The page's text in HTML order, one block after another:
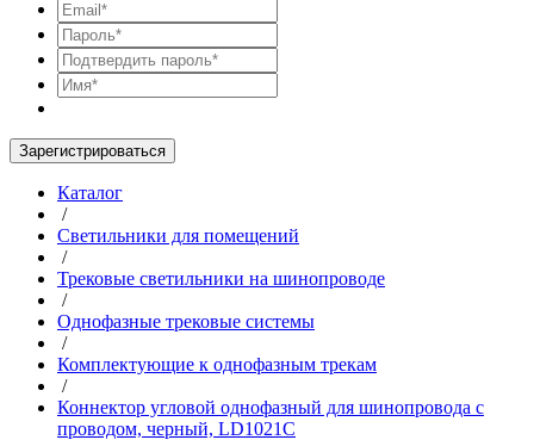
Зарегистрироваться
Каталог
/
Светильники для помещений
/
Трековые светильники на шинопроводе
/
Однофазные трековые системы
/
Комплектующие к однофазным трекам
/
Коннектор угловой однофазный для шинопровода с
проводом, черный, LD1021C